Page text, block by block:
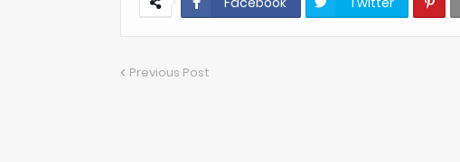
Previous Post